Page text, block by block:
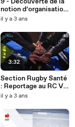
notion d’organisation
défensive en
déséquilibre (Rugby à
5 Santé)
il y a 3 ans
3:32
Section Rugby Santé
: Reportage au RC Val
de Bièvre (94)
il y a 3 ans